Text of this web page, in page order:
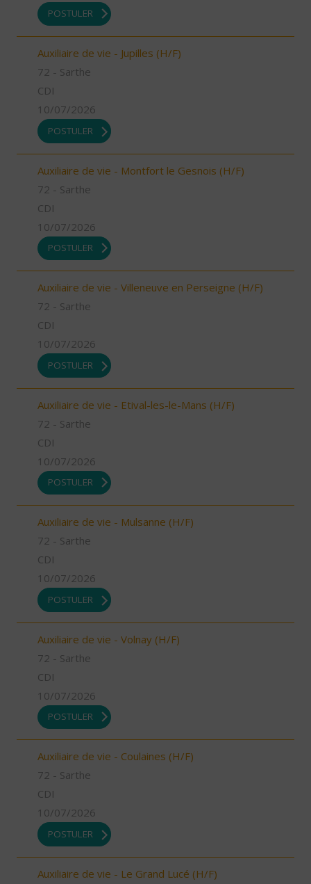
POSTULER
Auxiliaire de vie - Jupilles (H/F)
72 - Sarthe
CDI
10/07/2026
POSTULER
Auxiliaire de vie - Montfort le Gesnois (H/F)
72 - Sarthe
CDI
10/07/2026
POSTULER
Auxiliaire de vie - Villeneuve en Perseigne (H/F)
72 - Sarthe
CDI
10/07/2026
POSTULER
Auxiliaire de vie - Etival-les-le-Mans (H/F)
72 - Sarthe
CDI
10/07/2026
POSTULER
Auxiliaire de vie - Mulsanne (H/F)
72 - Sarthe
CDI
10/07/2026
POSTULER
Auxiliaire de vie - Volnay (H/F)
72 - Sarthe
CDI
10/07/2026
POSTULER
Auxiliaire de vie - Coulaines (H/F)
72 - Sarthe
CDI
10/07/2026
POSTULER
Auxiliaire de vie - Le Grand Lucé (H/F)